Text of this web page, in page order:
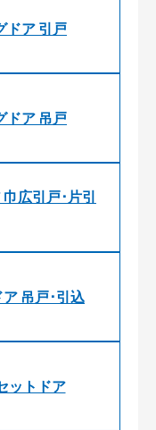
ドア 引戸
ドア 吊戸
広引戸･片引
吊戸･引込
ットドア